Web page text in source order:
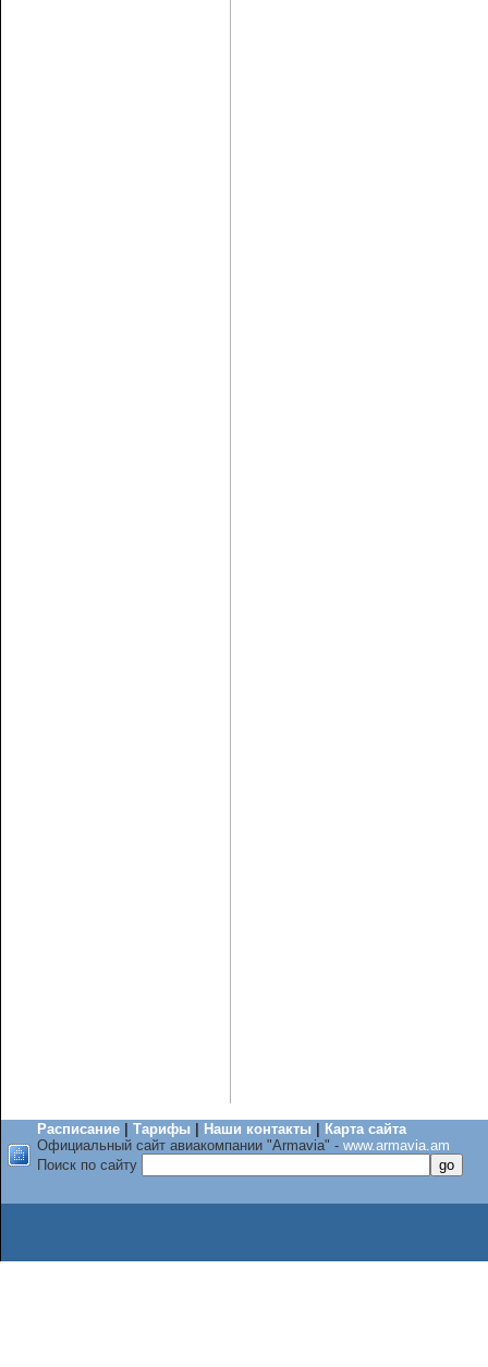
Расписание Тарифы Наши контакты
Карта сайта
Официальный сайт авиакомпании "Armavia" - www.armavia.am
Поиск по сайту